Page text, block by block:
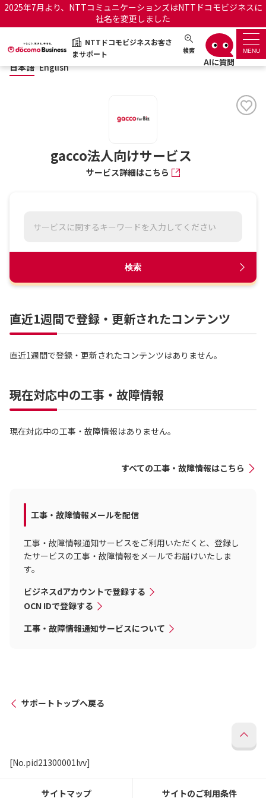
2025年7月より、NTTコミュニケーションズはNTTドコモビジネスに
社名を変更しました
NTTドコモビジネスお客さ
まサポート
検索 MENU
NTTドコモビジネスお客さまサポート 日本語 English
サポートトップ
サポートサイトの使い方
日本語 English
gacco法人向けサービス
サービス詳細はこちら
検索
直近1週間で登録・更新されたコンテンツ
直近1週間で登録・更新されたコンテンツはありません。
現在対応中の工事・故障情報
現在対応中の工事・故障情報はありません。
すべての工事・故障情報はこちら
工事・故障情報メールを配信
工事・故障情報通知サービスをご利用いただくと、登録し
たサービスの工事・故障情報をメールでお届けいたしま
す。
ビジネスdアカウントで登録する
OCN IDで登録する
工事・故障情報通知サービスについて
サポートトップへ戻る
[No.pid21300001lvv]
サイトマップ サイトのご利用条件